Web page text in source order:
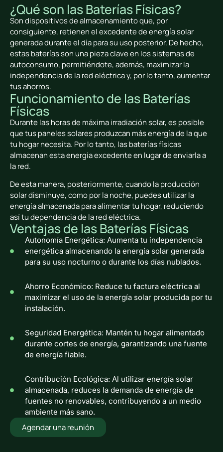
¿Qué son las Baterías Físicas?
Son dispositivos de almacenamiento que, por
consiguiente, retienen el excedente de energía solar
generada durante el día para su uso posterior. De hecho,
estas baterías son una pieza clave en los sistemas de
autoconsumo, permitiéndote, además, maximizar la
independencia de la red eléctrica y, por lo tanto, aumentar
tus ahorros.
Funcionamiento de las Baterías
Físicas
Durante las horas de máxima irradiación solar, es posible
que tus paneles solares produzcan más energía de la que
tu hogar necesita. Por lo tanto, las baterías físicas
almacenan esta energía excedente en lugar de enviarla a
la red.
De esta manera, posteriormente, cuando la producción
solar disminuye, como por la noche, puedes utilizar la
energía almacenada para alimentar tu hogar, reduciendo
así tu dependencia de la red eléctrica.
Ventajas de las Baterías Físicas
Autonomía Energética: Aumenta tu independencia
energética almacenando la energía solar generada
para su uso nocturno o durante los días nublados.
Ahorro Económico: Reduce tu factura eléctrica al
maximizar el uso de la energía solar producida por tu
instalación.
Seguridad Energética: Mantén tu hogar alimentado
durante cortes de energía, garantizando una fuente
de energía fiable.
Contribución Ecológica: Al utilizar energía solar
almacenada, reduces la demanda de energía de
fuentes no renovables, contribuyendo a un medio
ambiente más sano.
Agendar una reunión